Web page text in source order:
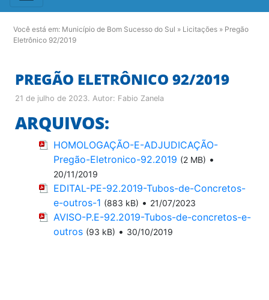
Você está em: Município de Bom Sucesso do Sul » Licitações » Pregão
Eletrônico 92/2019
PREGÃO ELETRÔNICO 92/2019
21 de julho de 2023. Autor: Fabio Zanela
ARQUIVOS:
HOMOLOGAÇÃO-E-ADJUDICAÇÃO-
Pregão-Eletronico-92.2019 (2 MB) •
20/11/2019
EDITAL-PE-92.2019-Tubos-de-Concretos-
e-outros-1 (883 kB) • 21/07/2023
AVISO-P.E-92.2019-Tubos-de-concretos-e-
outros (93 kB) • 30/10/2019